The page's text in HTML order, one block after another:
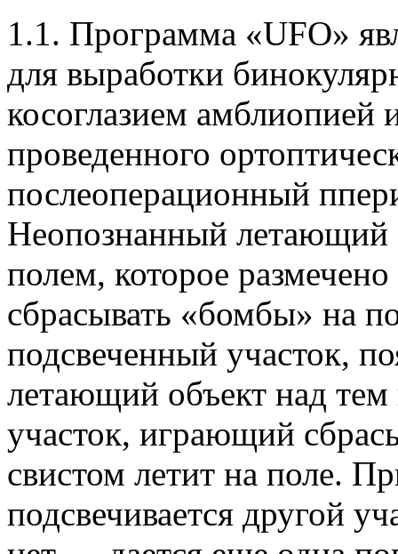
1.1. Программа «UFO»
для выработки
косоглазием амблиопией
проведенного
послеоперационный
Неопознанный летающий
полем, которое
сбрасывать «бомбы» на
подсвеченный участок,
летающий объект над тем
участок, играющий
свистом летит на поле.
подсвечивается другой